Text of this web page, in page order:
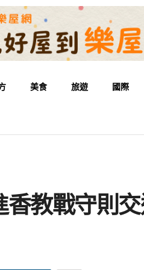
美食 旅遊 國際
香教戰守則